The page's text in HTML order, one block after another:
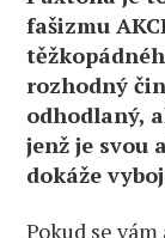
fašizmu
rozhodný
odhodlaný,
jenž je svou
dokáže
Pokud se